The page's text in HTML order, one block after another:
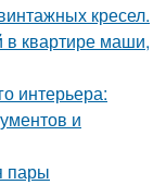
кресел.
квартире маши,
интерьера:
и
пары